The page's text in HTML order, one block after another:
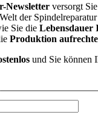
Newsletter versorgt
der
Sie die Lebensdauer
Produktion
und Sie können